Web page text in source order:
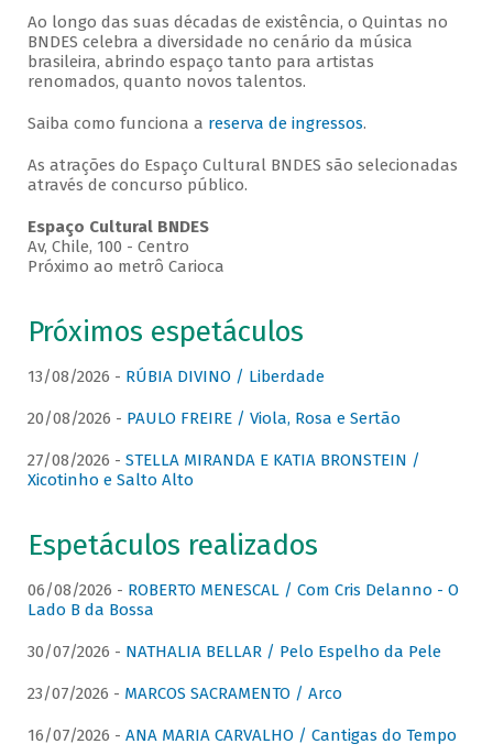
Ao longo das suas décadas de existência, o Quintas no
BNDES celebra a diversidade no cenário da música
brasileira, abrindo espaço tanto para artistas
renomados, quanto novos talentos.
Saiba como funciona a reserva de ingressos.
As atrações do Espaço Cultural BNDES são selecionadas
através de concurso público.
Espaço Cultural BNDES
Av, Chile, 100 - Centro
Próximo ao metrô Carioca
Próximos espetáculos
13/08/2026 - RÚBIA DIVINO / Liberdade
20/08/2026 - PAULO FREIRE / Viola, Rosa e Sertão
27/08/2026 - STELLA MIRANDA E KATIA BRONSTEIN /
Xicotinho e Salto Alto
Espetáculos realizados
06/08/2026 - ROBERTO MENESCAL / Com Cris Delanno - O
Lado B da Bossa
30/07/2026 - NATHALIA BELLAR / Pelo Espelho da Pele
23/07/2026 - MARCOS SACRAMENTO / Arco
16/07/2026 - ANA MARIA CARVALHO / Cantigas do Tempo